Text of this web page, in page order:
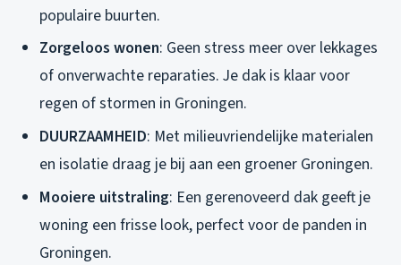
populaire buurten.
Zorgeloos wonen: Geen stress meer over lekkages
of onverwachte reparaties. Je dak is klaar voor
regen of stormen in Groningen.
DUURZAAMHEID: Met milieuvriendelijke materialen
en isolatie draag je bij aan een groener Groningen.
Mooiere uitstraling: Een gerenoveerd dak geeft je
woning een frisse look, perfect voor de panden in
Groningen.